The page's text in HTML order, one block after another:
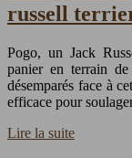
russell
Pogo, un Jack
panier en terrain de
désemparés face à
efficace pour
Lire la suite